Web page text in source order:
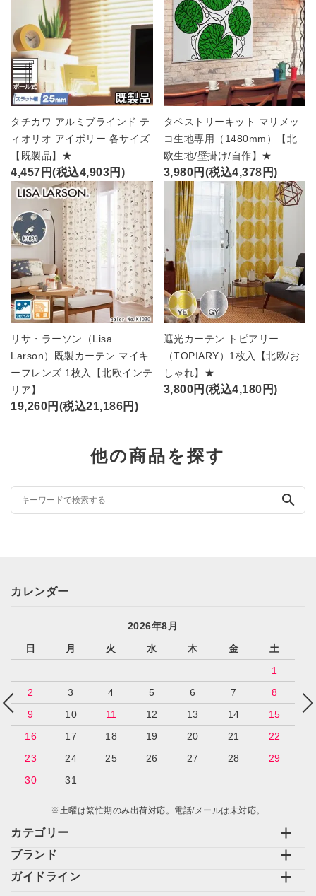
タチカワ アルミブラインド テ
ィオリオ アイボリー 各サイズ
【既製品】★
4,457円(税込4,903円)
タペストリーキット マリメッ
コ生地専用（1480mm）【北
欧生地/壁掛け/自作】★
3,980円(税込4,378円)
リサ・ラーソン（Lisa
Larson）既製カーテン マイキ
ーフレンズ 1枚入【北欧インテ
リア】
19,260円(税込21,186円)
遮光カーテン トピアリー
（TOPIARY）1枚入【北欧/お
しゃれ】★
3,800円(税込4,180円)
他の商品を探す
search
カテゴリー
ブランド
ガイドライン
カレンダー
2026年8月
日
月 火 水 木 金
土
1
2
3 4 5 6 7
8
9
10 11 12 13 14
15
16
17 18 19 20 21
22
23
24 25 26 27 28
29
30
31
※土曜は繁忙期のみ出荷対応。電話/メールは未対応。